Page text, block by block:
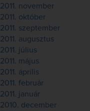
2011. november
2011. október
2011. szeptember
2011. augusztus
2011. július
2011. május
2011. április
2011. február
2011. január
2010. december